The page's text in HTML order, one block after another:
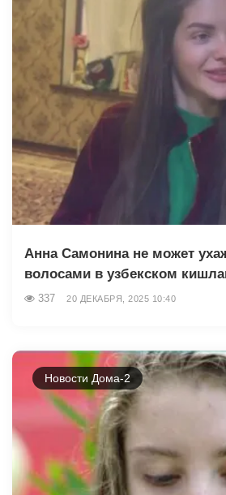
Анна Самонина не может
волосами в узбекском
337 20 ДЕКАБРЯ, 2025 10:40
Новости Дома-2